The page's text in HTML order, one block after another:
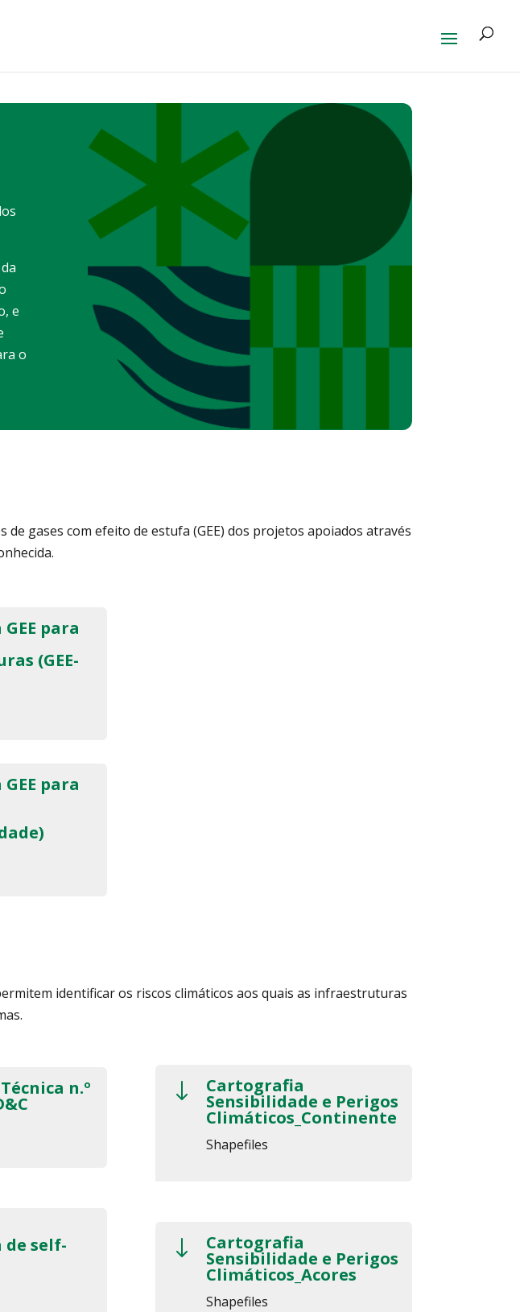
e
o
gases com efeito de estufa (GEE) dos projetos apoiados através
para
(GEE-
para
identificar os riscos climáticos aos quais as infraestruturas
n.º
self-
" Cartografia
Sensibilidade e Perigos
Climáticos_Continente
Shapefiles
" Cartografia
Sensibilidade e Perigos
Climáticos_Acores
Shapefiles